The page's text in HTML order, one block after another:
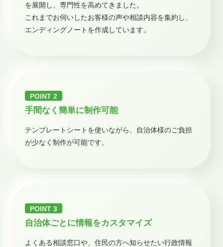
を展開し、専門性を高めてきました。
これまでお伺いしたお客様の声や相談内容を集約し、
エンディングノートを作成しています。
手間なく簡単に制作可能
テンプレートシートを使いながら、自治体様のご負担
が少なく制作が可能です。
自治体ごとに情報をカスタマイズ
よくある相談窓口や、住民の方へ知らせたい行政情報